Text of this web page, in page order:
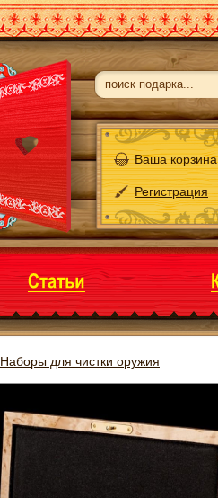
Ваша корзина
Регистрация
Наборы для чистки оружия